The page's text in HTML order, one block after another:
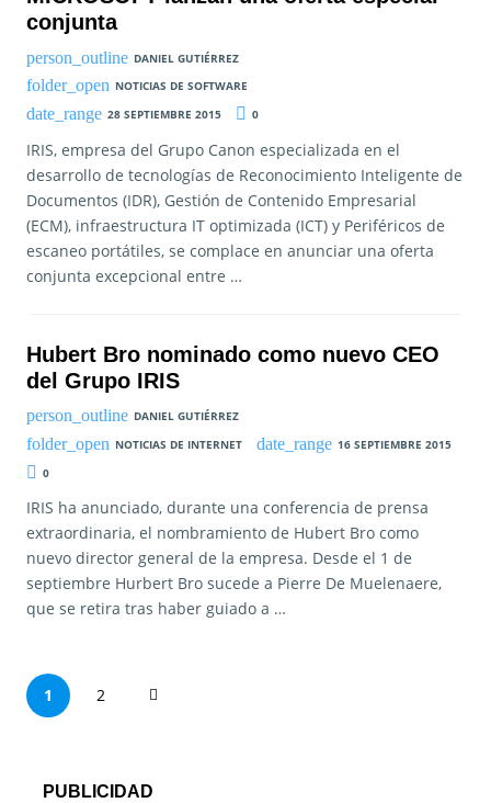
conjunta
DANIEL GUTIÉRREZ
NOTICIAS DE SOFTWARE
28 SEPTIEMBRE 2015
0
IRIS, empresa del Grupo Canon especializada en el
desarrollo de tecnologías de Reconocimiento Inteligente de
Documentos (IDR), Gestión de Contenido Empresarial
(ECM), infraestructura IT optimizada (ICT) y Periféricos de
escaneo portátiles, se complace en anunciar una oferta
conjunta excepcional entre …
Hubert Bro nominado como nuevo CEO
del Grupo IRIS
DANIEL GUTIÉRREZ
NOTICIAS DE INTERNET
16 SEPTIEMBRE 2015
0
IRIS ha anunciado, durante una conferencia de prensa
extraordinaria, el nombramiento de Hubert Bro como
nuevo director general de la empresa. Desde el 1 de
septiembre Hurbert Bro sucede a Pierre De Muelenaere,
que se retira tras haber guiado a …
P
g
1 2
PUBLICIDAD